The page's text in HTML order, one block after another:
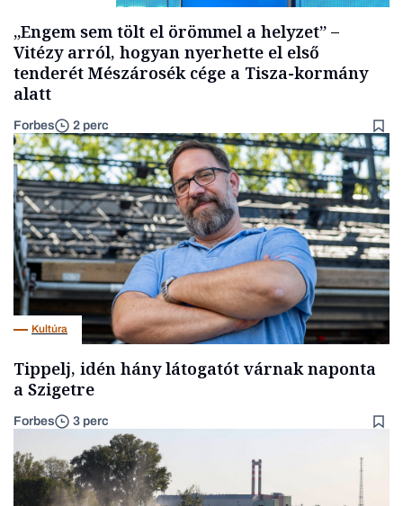
„Engem sem tölt el örömmel a helyzet” –
Vitézy arról, hogyan nyerhette el első
tenderét Mészárosék cége a Tisza-kormány
alatt
Forbes 2 perc
Kultúra
Tippelj, idén hány látogatót várnak naponta
a Szigetre
Forbes 3 perc